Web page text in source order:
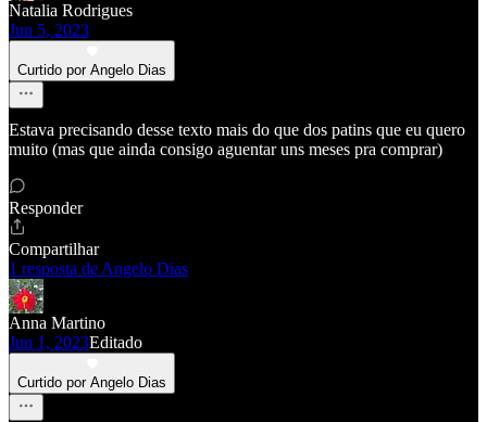
Natalia Rodrigues
Jun 5, 2023
Curtido por Angelo Dias
Estava precisando desse texto mais do que dos patins que eu quero
muito (mas que ainda consigo aguentar uns meses pra comprar)
Responder
Compartilhar
1 resposta de Angelo Dias
Anna Martino
Jun 1, 2023Editado
Curtido por Angelo Dias